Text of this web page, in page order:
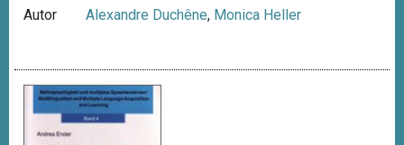
Autor Alexandre Duchêne, Monica Heller